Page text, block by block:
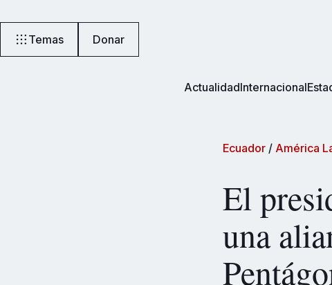
Temas Donar
ActualidadInternacional
Ecuador / América
El
una